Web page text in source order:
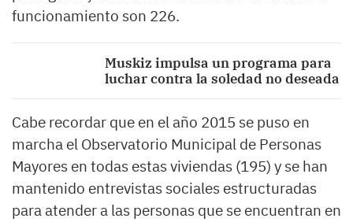
funcionamiento son 226.
Muskiz impulsa un programa para
luchar contra la soledad no deseada
Cabe recordar que en el año 2015 se puso en
marcha el Observatorio Municipal de Personas
Mayores en todas estas viviendas (195) y se han
mantenido entrevistas sociales estructuradas
para atender a las personas que se encuentran en